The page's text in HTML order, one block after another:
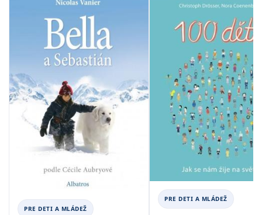
PRE DETI A MLÁDEŽ
PRE DETI A MLÁDEŽ